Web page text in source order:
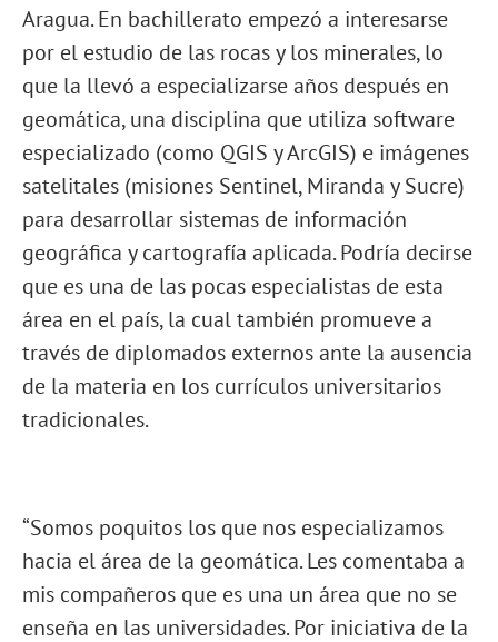
Aragua. En bachillerato empezó a interesarse
por el estudio de las rocas y los minerales, lo
que la llevó a especializarse años después en
geomática, una disciplina que utiliza software
especializado (como QGIS y ArcGIS) e imágenes
satelitales (misiones Sentinel, Miranda y Sucre)
para desarrollar sistemas de información
geográfica y cartografía aplicada. Podría decirse
que es una de las pocas especialistas de esta
área en el país, la cual también promueve a
través de diplomados externos ante la ausencia
de la materia en los currículos universitarios
tradicionales.
“Somos poquitos los que nos especializamos
hacia el área de la geomática. Les comentaba a
mis compañeros que es una un área que no se
enseña en las universidades. Por iniciativa de la